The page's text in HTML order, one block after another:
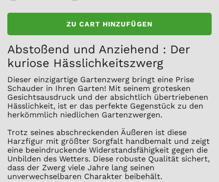
ZU CART HINZUFÜGEN
Abstoßend und Anziehend : Der
kuriose Hässlichkeitszwerg
Dieser einzigartige Gartenzwerg bringt eine Prise
Schauder in Ihren Garten! Mit seinem grotesken
Gesichtsausdruck und der absichtlich übertriebenen
Hässlichkeit, ist er das perfekte Gegenstück zu den
herkömmlich niedlichen Gartenzwergen.
Trotz seines abschreckenden Äußeren ist diese
Harzfigur mit größter Sorgfalt handbemalt und zeigt
eine beeindruckende Widerstandsfähigkeit gegen die
Unbilden des Wetters. Diese robuste Qualität sichert,
dass der Zwerg viele Jahre lang seinen
unverwechselbaren Charakter beibehält.